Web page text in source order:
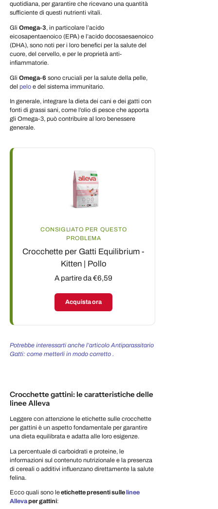
quotidiana, per garantire che ricevano una quantità
sufficiente di questi nutrienti vitali.
Gli Omega-3, in particolare l’acido
eicosapentaenoico (EPA) e l’acido docosaesaenoico
(DHA), sono noti per i loro benefici per la salute del
cuore, del cervello, e per le proprietà anti-
infiammatorie.
Gli Omega-6 sono cruciali per la salute della pelle,
del pelo e del sistema immunitario.
In generale, integrare la dieta dei cani e dei gatti con
fonti di grassi sani, come l’olio di pesce che apporta
gli Omega-3, può contribuire al loro benessere
generale.
CONSIGLIATO PER QUESTO
PROBLEMA
Crocchette per Gatti Equilibrium -
Kitten | Pollo
A partire da €6,59
Acquista ora
Potrebbe interessarti anche l’articolo Antiparassitario
Gatti: come metterli in modo corretto .
Crocchette gattini: le caratteristiche delle
linee Alleva
Leggere con attenzione le etichette sulle crocchette
per gattini è un aspetto fondamentale per garantire
una dieta equilibrata e adatta alle loro esigenze.
La percentuale di carboidrati e proteine, le
informazioni sul contenuto nutrizionale e la presenza
di cereali o additivi influenzano direttamente la salute
felina.
Ecco quali sono leetichette presenti sulle linee
Allevaper gattini: